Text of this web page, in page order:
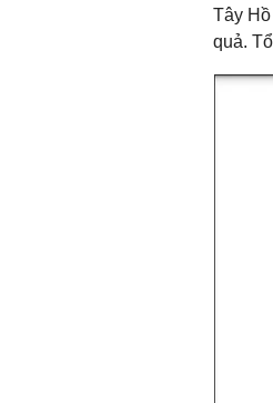
Tây
quả.